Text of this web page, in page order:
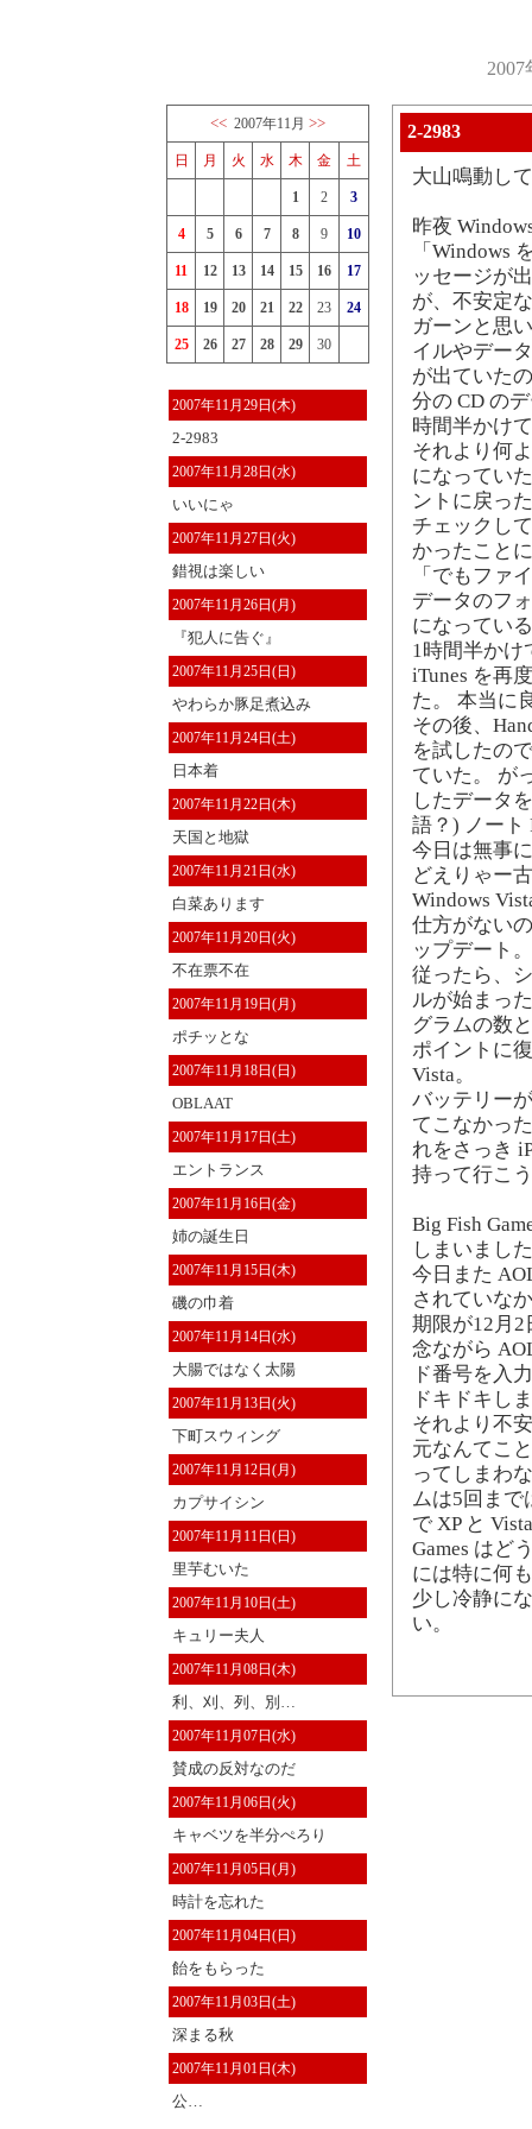
<< 2007年11月 >>
日 月 火 水 木 金 土
1 2 3
4 5 6 7 8 9 10
11 12 13 14 15 16 17
18 19 20 21 22 23 24
25 26 27 28 29 30
2007年11月29日(木)
2-2983
2007年11月28日(水)
いいにゃ
2007年11月27日(火)
錯視は楽しい
2007年11月26日(月)
『犯人に告ぐ』
2007年11月25日(日)
やわらか豚足煮込み
2007年11月24日(土)
日本着
2007年11月22日(木)
天国と地獄
2007年11月21日(水)
白菜あります
2007年11月20日(火)
不在票不在
2007年11月19日(月)
ポチッとな
2007年11月18日(日)
OBLAAT
2007年11月17日(土)
エントランス
2007年11月16日(金)
姉の誕生日
2007年11月15日(木)
磯の巾着
2007年11月14日(水)
大腸ではなく太陽
2007年11月13日(火)
下町スウィング
2007年11月12日(月)
カプサイシン
2007年11月11日(日)
里芋むいた
2007年11月10日(土)
キュリー夫人
2007年11月08日(木)
利、刈、列、別…
2007年11月07日(水)
賛成の反対なのだ
2007年11月06日(火)
キャベツを半分ぺろり
2007年11月05日(月)
時計を忘れた
2007年11月04日(日)
飴をもらった
2007年11月03日(土)
深まる秋
2007年11月01日(木)
公…
2-2983
大山鳴動し
昨夜
「Windows
ッセージが
が、不安定
ガーンと思
イルやデー
が出ていた
分の CD の
時間半かけ
それより何
になってい
ントに戻っ
チェックし
かったこと
「でもファ
データのフ
になってい
1時間半かけ
iTunes を再
た。 本当に
その後、
を試したの
ていた。 が
したデータ
語？) ノート
今日は無事
どえりゃー
Windows
仕方がない
ップデート
従ったら、
ルが始まっ
グラムの数
ポイントに
Vista。
バッテリー
てこなかっ
れをさっき
持って行こ
Big Fish
しまいまし
今日また
されていな
期限が12月
念ながら
ド番号を入
ドキドキし
それより不
元なんてこ
ってしまわ
ムは5回まで
で XP と
Games はど
には特に何
少し冷静に
い。